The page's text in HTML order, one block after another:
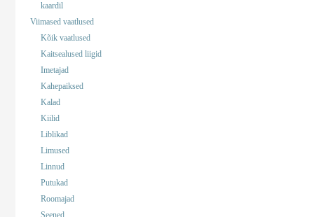
kaardil
Viimased vaatlused
Kõik vaatlused
Kaitsealused liigid
Imetajad
Kahepaiksed
Kalad
Kiilid
Liblikad
Limused
Linnud
Putukad
Roomajad
Seened